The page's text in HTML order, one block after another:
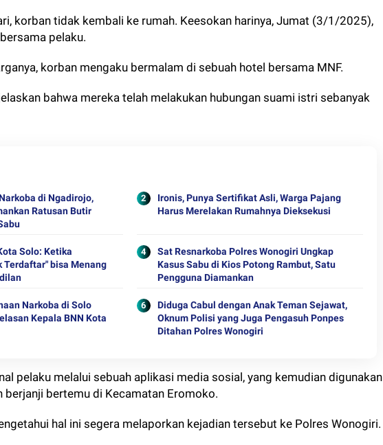
korban tidak kembali ke rumah. Keesokan harinya, Jumat (3/1/2025),
pelaku.
korban mengaku bermalam di sebuah hotel bersama MNF.
bahwa mereka telah melakukan hubungan suami istri sebanyak
di Ngadirojo,
Ratusan Butir
Ironis, Punya Sertifikat Asli, Warga Pajang
Harus Merelakan Rumahnya Dieksekusi
Solo: Ketika
Terdaftar" bisa Menang
Sat Resnarkoba Polres Wonogiri Ungkap
Kasus Sabu di Kios Potong Rambut, Satu
Pengguna Diamankan
Narkoba di Solo
Kepala BNN Kota
Diduga Cabul dengan Anak Teman Sejawat,
Oknum Polisi yang Juga Pengasuh Ponpes
Ditahan Polres Wonogiri
pelaku melalui sebuah aplikasi media sosial, yang kemudian digunakan
berjanji bertemu di Kecamatan Eromoko.
hal ini segera melaporkan kejadian tersebut ke Polres Wonogiri.